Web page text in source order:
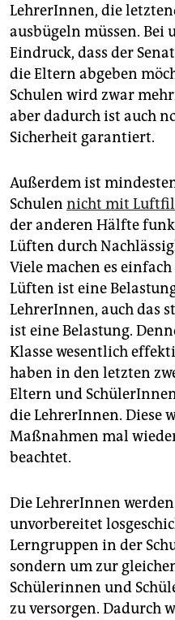
LehrerInnen, die
ausbügeln müssen. Bei
Eindruck, dass der
die Eltern abgeben
Schulen wird zwar
aber dadurch ist auch
Sicherheit garantiert.
Außerdem ist
Schulen nicht mit
der anderen Hälfte
Lüften durch
Viele machen es
Lüften ist eine
LehrerInnen, auch das
ist eine Belastung.
Klasse wesentlich
haben in den letzten
Eltern und
die LehrerInnen. Diese
Maßnahmen mal
beachtet.
Die LehrerInnen
unvorbereitet
Lerngruppen in der
sondern um zur
Schülerinnen und
zu versorgen. Dadurch